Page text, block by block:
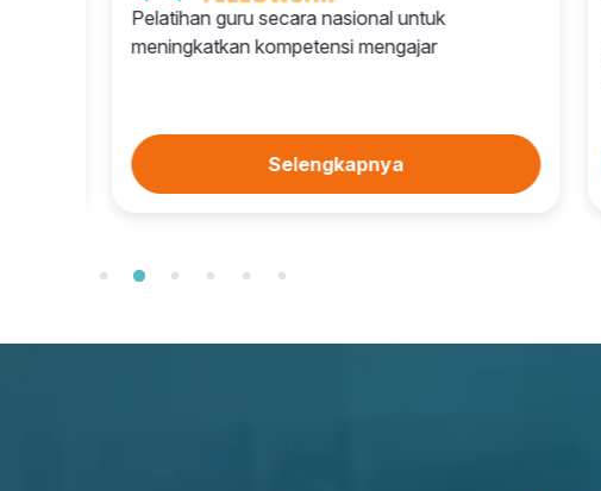
Pelatihan guru secara nasional untuk
meningkatkan kompetensi mengajar
Selengkapnya